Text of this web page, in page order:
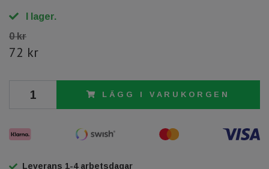
I lager.
0 kr
72 kr
LÄGG I VARUKORGEN
Leverans 1-4 arbetsdagar